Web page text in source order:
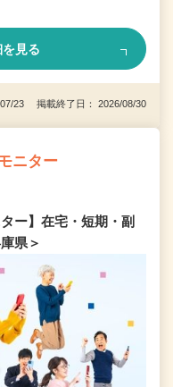
見る
07/23 掲載終了日： 2026/08/30
ニター
ー】在宅・短期・副
県＞